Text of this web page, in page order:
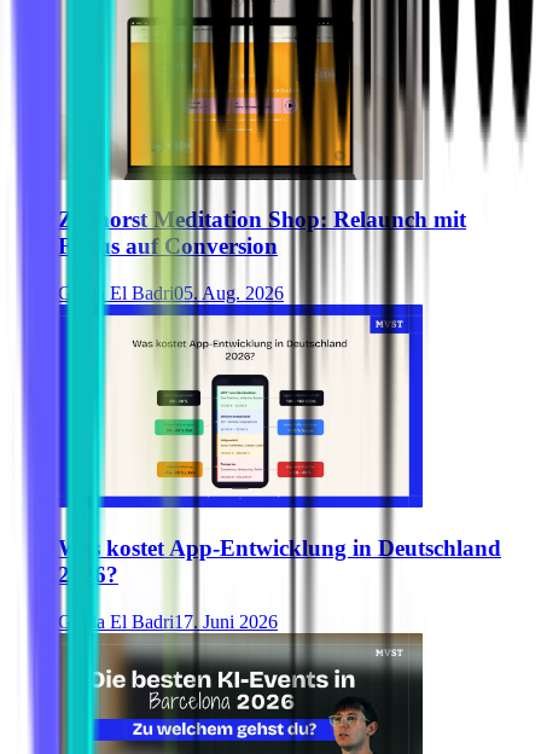
Zurhorst Meditation Shop: Relaunch mit
Fokus auf Conversion
Ghida El Badri05. Aug. 2026
Was kostet App-Entwicklung in Deutschland
2026?
Ghida El Badri17. Juni 2026